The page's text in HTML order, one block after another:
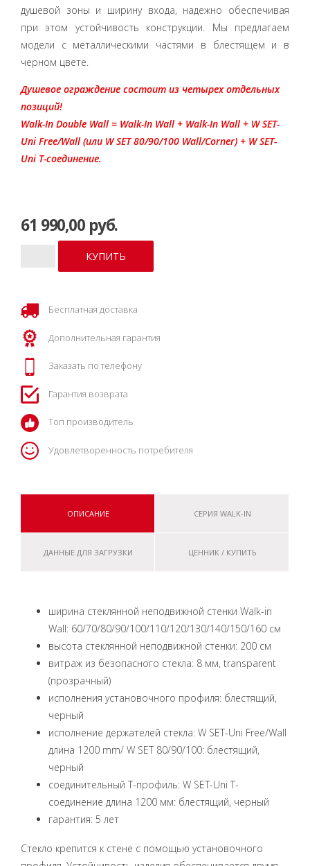
душевой зоны и ширину входа, надежно обеспечивая
при этом устойчивость конструкции. Мы предлагаем
модели с металлическими частями в блестящем и в
черном цвете.
Душевое ограждение состоит из четырех отдельных
позиций!
Walk-In Double Wall = Walk-In Wall + Walk-In Wall + W SET-
Uni Free/Wall (или W SET 80/90/100 Wall/Corner) + W SET-
Uni T-соединение.
61 990,00 руб.
Бесплатная доставка
Дополнительная гарантия
Заказать по телефону
Гарантия возврата
Топ производитель
Удовлетворенность потребителя
ОПИСАНИЕ СЕРИЯ WALK-IN
ДАННЫЕ ДЛЯ ЗАГРУЗКИ ЦЕННИК / КУПИТЬ
ширина стеклянной неподвижной стенки Walk-in
Wall: 60/70/80/90/100/110/120/130/140/150/160 см
высота стеклянной неподвижной стенки: 200 см
витраж из безопасного стекла: 8 мм, transparent
(прозрачный)
исполнения установочного профиля: блестящий,
черный
исполнение держателей стекла: W SET-Uni Free/Wall
длина 1200 mm/ W SET 80/90/100: блестящий,
черный
соединительный Т-профиль: W SET-Uni T-
соединение длина 1200 мм: блестящий, черный
гарантия: 5 лет
Стекло крепится к стене с помощью установочного